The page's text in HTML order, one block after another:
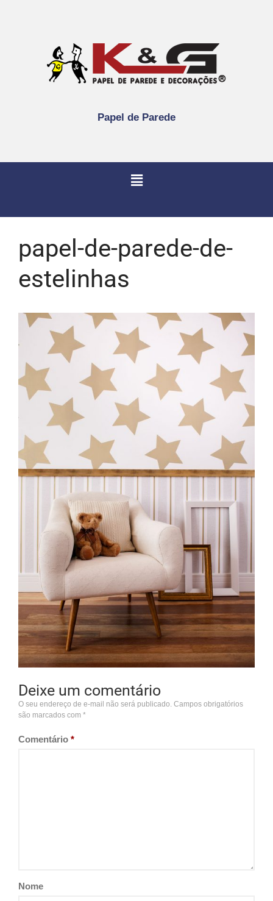
Papel de Parede
papel-de-parede-de-
estelinhas
Deixe um comentário
O seu endereço de e-mail não será publicado. Campos obrigatórios
são marcados com *
Comentário *
Nome